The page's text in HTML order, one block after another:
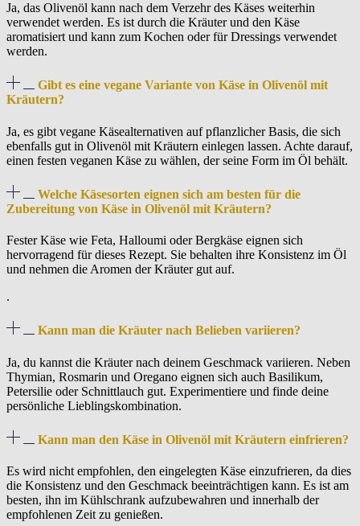
Ja, das Olivenöl kann nach dem Verzehr des Käses weiterhin
verwendet werden. Es ist durch die Kräuter und den Käse
aromatisiert und kann zum Kochen oder für Dressings verwendet
werden.
Gibt es eine vegane Variante von Käse in Olivenöl mit
Kräutern?
Ja, es gibt vegane Käsealternativen auf pflanzlicher Basis, die sich
ebenfalls gut in Olivenöl mit Kräutern einlegen lassen. Achte darauf,
einen festen veganen Käse zu wählen, der seine Form im Öl behält.
Welche Käsesorten eignen sich am besten für die
Zubereitung von Käse in Olivenöl mit Kräutern?
Fester Käse wie Feta, Halloumi oder Bergkäse eignen sich
hervorragend für dieses Rezept. Sie behalten ihre Konsistenz im Öl
und nehmen die Aromen der Kräuter gut auf.
.
Kann man die Kräuter nach Belieben variieren?
Ja, du kannst die Kräuter nach deinem Geschmack variieren. Neben
Thymian, Rosmarin und Oregano eignen sich auch Basilikum,
Petersilie oder Schnittlauch gut. Experimentiere und finde deine
persönliche Lieblingskombination.
Kann man den Käse in Olivenöl mit Kräutern einfrieren?
Es wird nicht empfohlen, den eingelegten Käse einzufrieren, da dies
die Konsistenz und den Geschmack beeinträchtigen kann. Es ist am
besten, ihn im Kühlschrank aufzubewahren und innerhalb der
empfohlenen Zeit zu genießen.